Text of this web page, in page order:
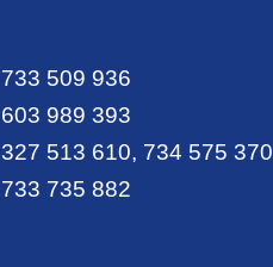
733 509 936
603 989 393
327 513 610, 734 575 370
733 735 882